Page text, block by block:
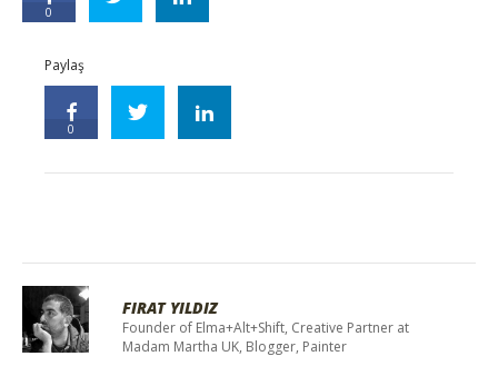
0
Paylaş
0
FIRAT YILDIZ
Founder of Elma+Alt+Shift, Creative Partner at
Madam Martha UK, Blogger, Painter